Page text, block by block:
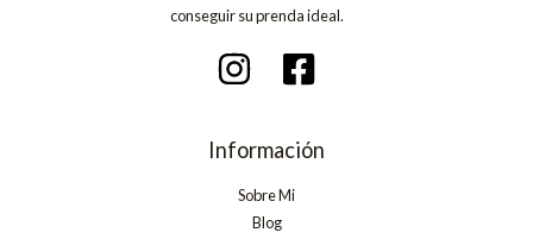
conseguir su prenda ideal.
Información
Sobre Mi
Blog